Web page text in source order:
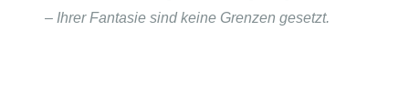
– Ihrer Fantasie sind keine Grenzen gesetzt.